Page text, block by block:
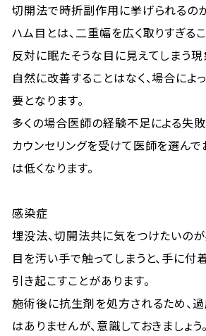
切開法で時折副作用に挙げられるの
ハム目とは、二重幅を広く取りすぎる
反対に眠たそうな目に見えてしまう現
自然に改善することはなく、場合によ
要となります。
多くの場合医師の経験不足による失敗
カウンセリングを受けて医師を選んで
は低くなります。
感染症
埋没法、切開法共に気をつけたいのが
目を汚い手で触ってしまうと、手に
引き起こすことがあります。
施術後に抗生剤を処方されるため、
はありませんが、意識しておきましょう。